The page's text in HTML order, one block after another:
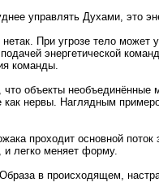
управлять Духами, это
При угрозе тело
энергетической
команды.
что объекты
нервы. Наглядным
проходит основной
и легко меняет форму.
в происходящем,